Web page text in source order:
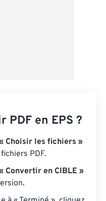
PDF en EPS ?
Choisir les fichiers »
PDF.
Convertir en CIBLE »